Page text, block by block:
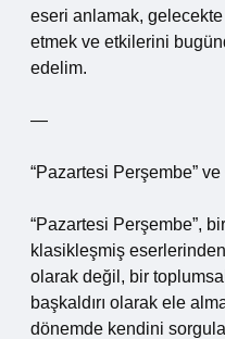
eseri anlamak,
etmek ve etkilerini
edelim.
—
“Pazartesi Perşembe”
“Pazartesi Perşembe”,
klasikleşmiş
olarak değil, bir
başkaldırı olarak ele
dönemde kendini